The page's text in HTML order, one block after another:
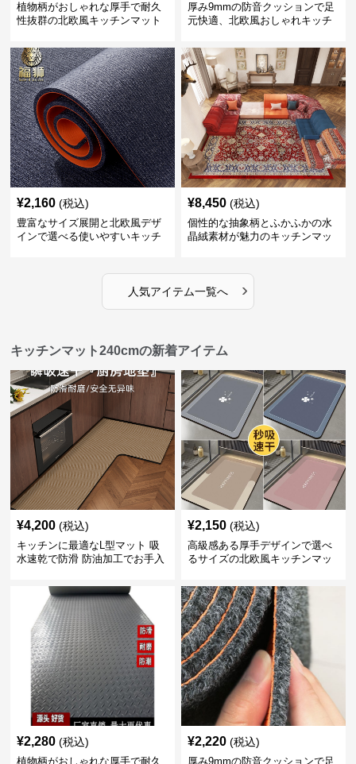
植物柄がおしゃれな厚手で耐久
性抜群の北欧風キッチンマット
厚み9mmの防音クッションで足
元快適、北欧風おしゃれキッチ
¥2,160 (税込)
豊富なサイズ展開と北欧風デザ
インで選べる使いやすいキッチ
¥8,450 (税込)
個性的な抽象柄とふかふかの水
晶絨素材が魅力のキッチンマッ
人気アイテム一覧へ ›
キッチンマット240cmの新着アイテム
¥4,200 (税込)
キッチンに最適なL型マット 吸
水速乾で防滑 防油加工でお手入
¥2,150 (税込)
高級感ある厚手デザインで選べ
るサイズの北欧風キッチンマッ
¥2,280 (税込)
植物柄がおしゃれな厚手で耐久
¥2,220 (税込)
厚み9mmの防音クッションで足